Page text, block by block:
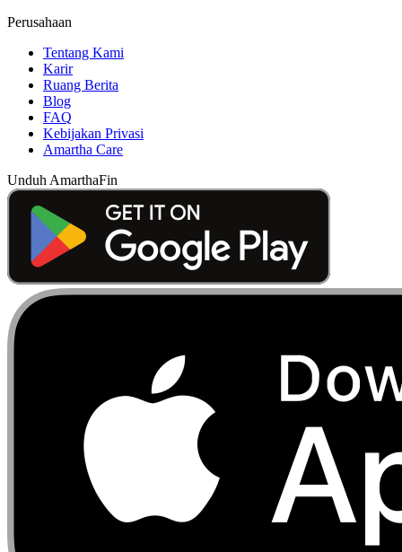
Perusahaan
Tentang Kami
Karir
Ruang Berita
Blog
FAQ
Kebijakan Privasi
Amartha Care
Unduh AmarthaFin